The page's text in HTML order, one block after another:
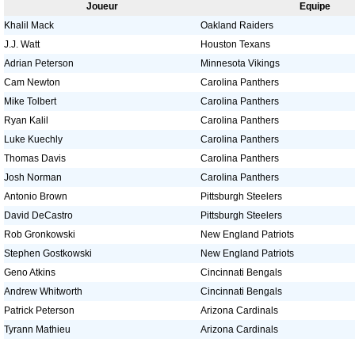
Joueur
Equipe
Khalil Mack
Oakland Raiders
J.J. Watt
Houston Texans
Adrian Peterson
Minnesota Vikings
Cam Newton
Carolina Panthers
Mike Tolbert
Carolina Panthers
Ryan Kalil
Carolina Panthers
Luke Kuechly
Carolina Panthers
Thomas Davis
Carolina Panthers
Josh Norman
Carolina Panthers
Antonio Brown
Pittsburgh Steelers
David DeCastro
Pittsburgh Steelers
Rob Gronkowski
New England Patriots
Stephen Gostkowski
New England Patriots
Geno Atkins
Cincinnati Bengals
Andrew Whitworth
Cincinnati Bengals
Patrick Peterson
Arizona Cardinals
Tyrann Mathieu
Arizona Cardinals